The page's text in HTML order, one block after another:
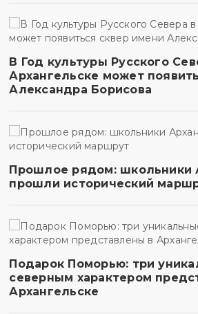
В Год культуры Русского
Архангельске может
Александра Борисова
Прошлое рядом: школьники
прошли исторический
Подарок Поморью: три
северным характером
Архангельске